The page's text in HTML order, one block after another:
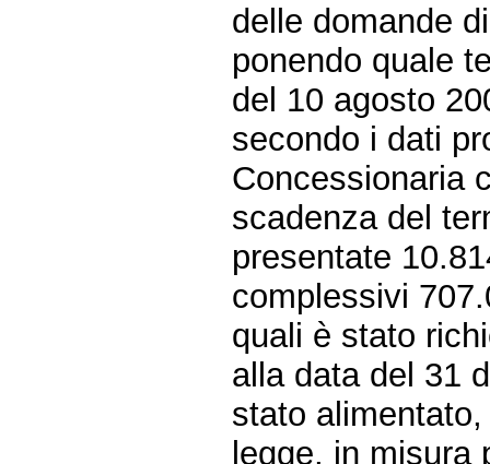
delle domande
ponendo quale
del 10 agosto
secondo i dati
Concessionaria
scadenza del
presentate
complessivi
quali è stato
alla data del 31
stato
legge, in misura